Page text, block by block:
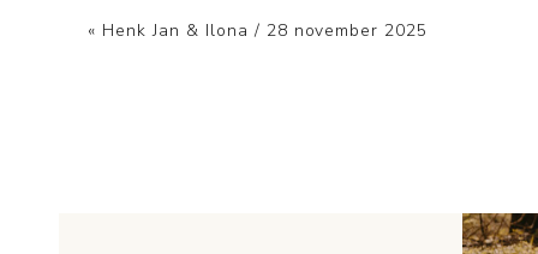
« Henk Jan & Ilona / 28 november 2025